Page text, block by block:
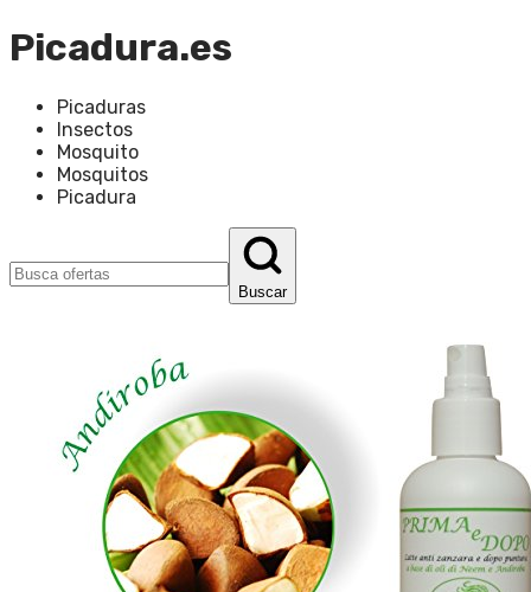
Picadura.es
Picaduras
Insectos
Mosquito
Mosquitos
Picadura
Buscar